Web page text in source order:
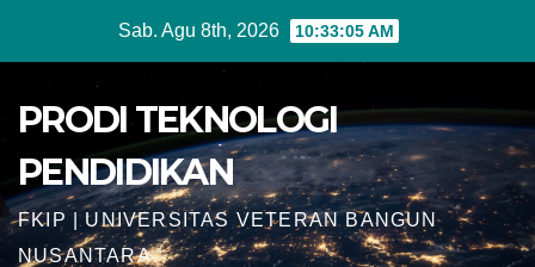
Sab. Agu 8th, 2026 10:33:06 AM
PRODI TEKNOLOGI
PENDIDIKAN
FKIP | UNIVERSITAS VETERAN BANGUN
NUSANTARA